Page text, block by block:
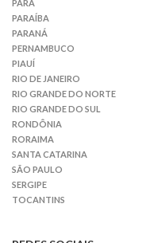
PARÁ
PARAÍBA
PARANÁ
PERNAMBUCO
PIAUÍ
RIO DE JANEIRO
RIO GRANDE DO NORTE
RIO GRANDE DO SUL
RONDÔNIA
RORAIMA
SANTA CATARINA
SÃO PAULO
SERGIPE
TOCANTINS